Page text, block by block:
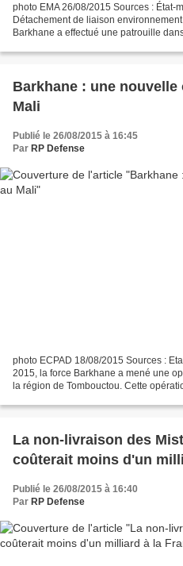
photo EMA 26/08/2015 Sources : État-
Détachement de liaison
Barkhane a effectué une patrouille
Barkhane : une
Mali
Publié le 26/08/2015 à 16:45
Par RP Defense
photo ECPAD 18/08/2015 Sources :
2015, la force Barkhane a mené une
la région de Tombouctou. Cette
La non-livraison des
coûterait moins d'un
Publié le 26/08/2015 à 16:40
Par RP Defense